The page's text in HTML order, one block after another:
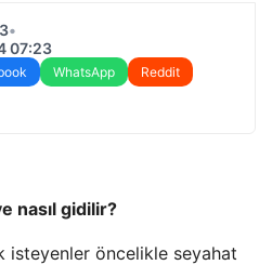
•
07:23
WhatsApp
Reddit
nasıl gidilir?
isteyenler öncelikle seyahat